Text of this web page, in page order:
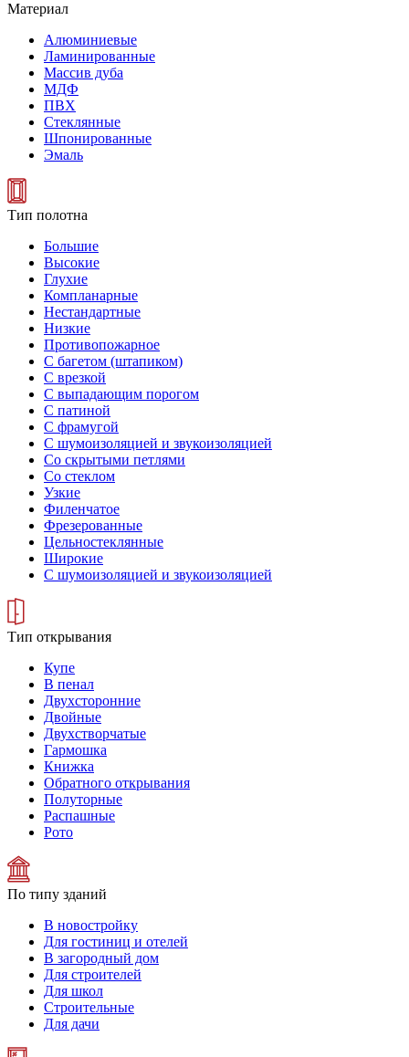
Материал
Алюминиевые
Ламинированные
Массив дуба
МДФ
ПВХ
Стеклянные
Шпонированные
Эмаль
Тип полотна
Большие
Высокие
Глухие
Компланарные
Нестандартные
Низкие
Противопожарное
С багетом (штапиком)
С врезкой
С выпадающим порогом
С патиной
С фрамугой
С шумоизоляцией и звукоизоляцией
Со скрытыми петлями
Со стеклом
Узкие
Филенчатое
Фрезерованные
Цельностеклянные
Широкие
С шумоизоляцией и звукоизоляцией
Тип открывания
Купе
В пенал
Двухсторонние
Двойные
Двухстворчатые
Гармошка
Книжка
Обратного открывания
Полуторные
Распашные
Рото
По типу зданий
В новостройку
Для гостиниц и отелей
В загородный дом
Для строителей
Для школ
Строительные
Для дачи